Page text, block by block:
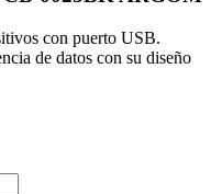
con puerto USB.
de datos con su diseño